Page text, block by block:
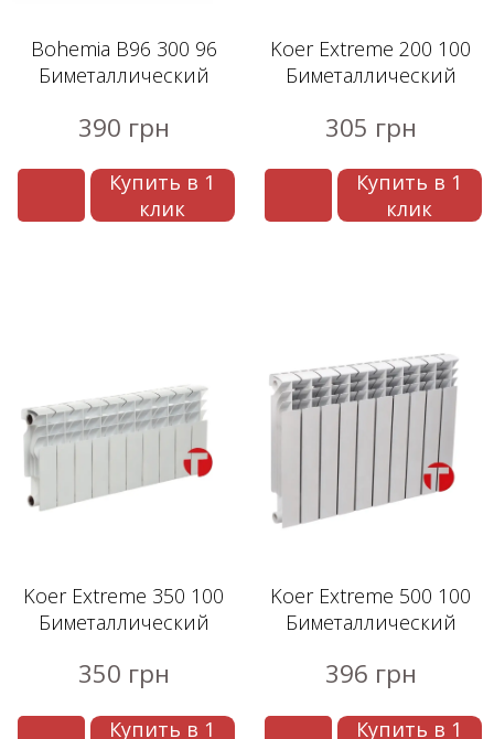
Bohemia B96 300 96
Биметаллический
390 грн
Купить в 1
клик
Koer Extreme 200 100
Биметаллический
305 грн
Купить в 1
клик
Koer Extreme 350 100
Биметаллический
350 грн
Купить в 1
Koer Extreme 500 100
Биметаллический
396 грн
Купить в 1